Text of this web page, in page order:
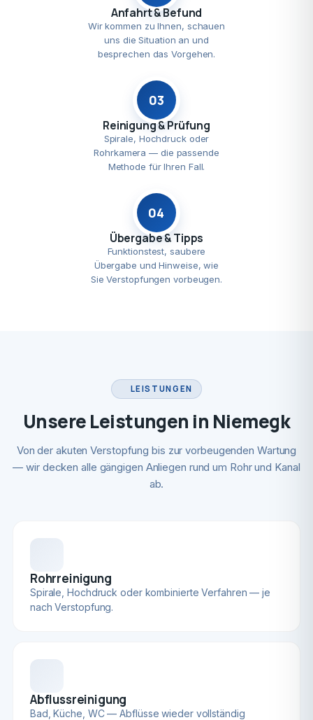
Anfahrt & Befund
Wir kommen zu Ihnen, schauen
uns die Situation an und
besprechen das Vorgehen.
03
Reinigung & Prüfung
Spirale, Hochdruck oder
Rohrkamera — die passende
Methode für Ihren Fall.
04
Übergabe & Tipps
Funktionstest, saubere
Übergabe und Hinweise, wie
Sie Verstopfungen vorbeugen.
LEISTUNGEN
Unsere Leistungen in Niemegk
Von der akuten Verstopfung bis zur vorbeugenden Wartung
— wir decken alle gängigen Anliegen rund um Rohr und Kanal
ab.
Rohrreinigung
Spirale, Hochdruck oder kombinierte Verfahren — je
nach Verstopfung.
Abflussreinigung
Bad, Küche, WC — Abflüsse wieder vollständig